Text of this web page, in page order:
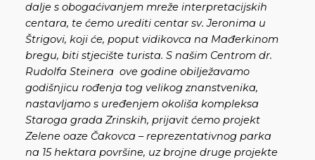
dalje s obogaćivanjem mreže interpretacijskih
centara, te ćemo urediti centar sv. Jeronima u
Štrigovi, koji će, poput vidikovca na Mađerkinom
bregu, biti stjecište turista. S našim Centrom dr.
Rudolfa Steinera ove godine obilježavamo
godišnjicu rođenja tog velikog znanstvenika,
nastavljamo s uređenjem okoliša kompleksa
Staroga grada Zrinskih, prijavit ćemo projekt
Zelene oaze Čakovca – reprezentativnog parka
na 15 hektara površine, uz brojne druge projekte